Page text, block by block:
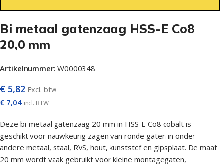
Bi metaal gatenzaag HSS-E Co8
20,0 mm
Artikelnummer: W0000348
€ 5,82 Excl. btw
€ 7,04 incl. BTW
Deze bi-metaal gatenzaag 20 mm in HSS-E Co8 cobalt is
geschikt voor nauwkeurig zagen van ronde gaten in onder
andere metaal, staal, RVS, hout, kunststof en gipsplaat. De maat
20 mm wordt vaak gebruikt voor kleine montagegaten,